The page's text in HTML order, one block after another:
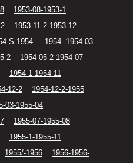
1953-08-1953-1
1953-11-2-1953-12
S-1954-
1954--1954-03
2
1954-05-2-1954-07
1954-1-1954-11
12-2
1954-12-2-1955
03-1955-04
1955-07-1955-08
1955-1-1955-11
1955/-1956
1956-1956-